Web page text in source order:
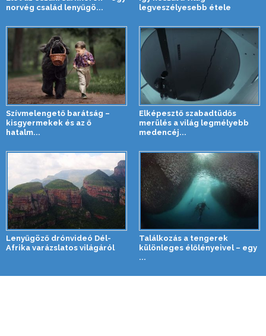
norvég család lenyűgö...
legveszélyesebb étele
Szívmelengető barátság –
kisgyermekek és az ő
hatalm...
Elképesztő szabadtüdős
merülés a világ legmélyebb
medencéj...
Lenyűgöző drónvideó Dél-
Afrika varázslatos világáról
Találkozás a tengerek
különleges élőlényeivel – egy
...